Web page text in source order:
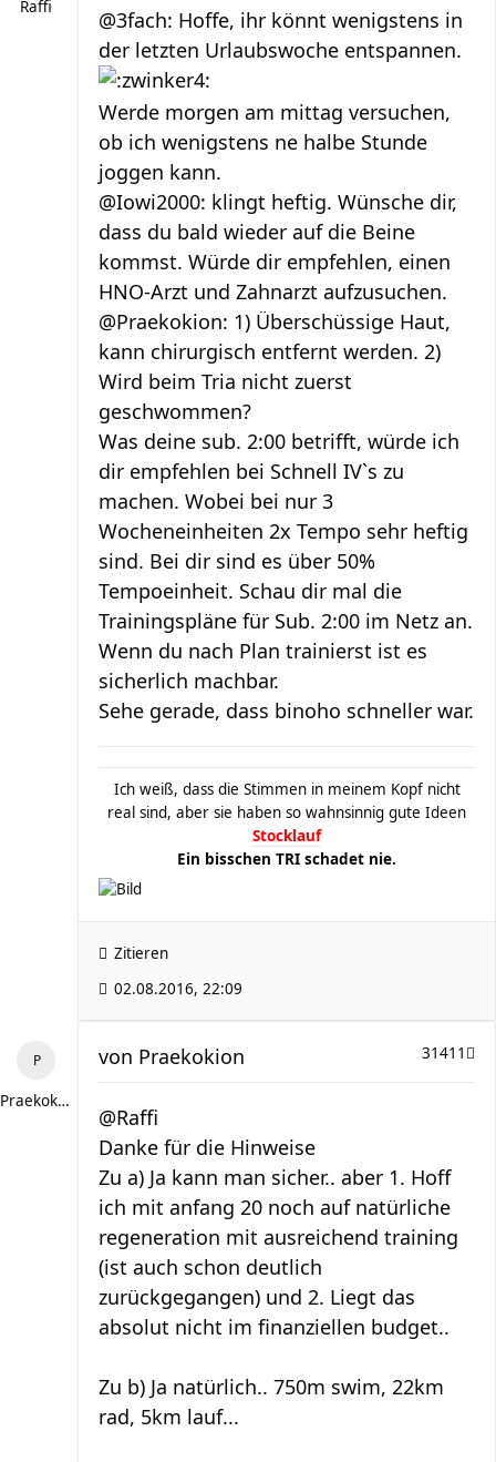
Raffi
@3fach: Hoffe, ihr könnt wenigstens in
der letzten Urlaubswoche entspannen.
Werde morgen am mittag versuchen,
ob ich wenigstens ne halbe Stunde
joggen kann.
@Iowi2000: klingt heftig. Wünsche dir,
dass du bald wieder auf die Beine
kommst. Würde dir empfehlen, einen
HNO-Arzt und Zahnarzt aufzusuchen.
@Praekokion: 1) Überschüssige Haut,
kann chirurgisch entfernt werden. 2)
Wird beim Tria nicht zuerst
geschwommen?
Was deine sub. 2:00 betrifft, würde ich
dir empfehlen bei Schnell IV`s zu
machen. Wobei bei nur 3
Wocheneinheiten 2x Tempo sehr heftig
sind. Bei dir sind es über 50%
Tempoeinheit. Schau dir mal die
Trainingspläne für Sub. 2:00 im Netz an.
Wenn du nach Plan trainierst ist es
sicherlich machbar.
Sehe gerade, dass binoho schneller war.
Ich weiß, dass die Stimmen in meinem Kopf nicht
real sind, aber sie haben so wahnsinnig gute Ideen
Stocklauf
Ein bisschen TRI schadet nie.
Zitieren
02.08.2016, 22:09
Praekokion
31411
von Praekokion
@Raffi
Danke für die Hinweise
Zu a) Ja kann man sicher.. aber 1. Hoff
ich mit anfang 20 noch auf natürliche
regeneration mit ausreichend training
(ist auch schon deutlich
zurückgegangen) und 2. Liegt das
absolut nicht im finanziellen budget..
Zu b) Ja natürlich.. 750m swim, 22km
rad, 5km lauf...